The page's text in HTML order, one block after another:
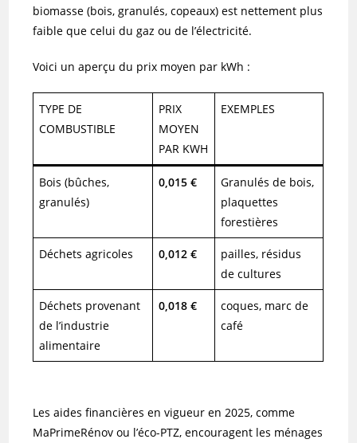
biomasse (bois, granulés, copeaux) est nettement plus
faible que celui du gaz ou de l’électricité.
Voici un aperçu du prix moyen par kWh :
TYPE DE
COMBUSTIBLE
PRIX
MOYEN
PAR KWH
EXEMPLES
Bois (bûches,
granulés)
0,015 €
Granulés de bois,
plaquettes
forestières
Déchets agricoles 0,012 €
pailles, résidus
de cultures
Déchets provenant
de l’industrie
alimentaire
0,018 €
coques, marc de
café
Les aides financières en vigueur en 2025, comme
MaPrimeRénov ou l’éco-PTZ, encouragent les ménages